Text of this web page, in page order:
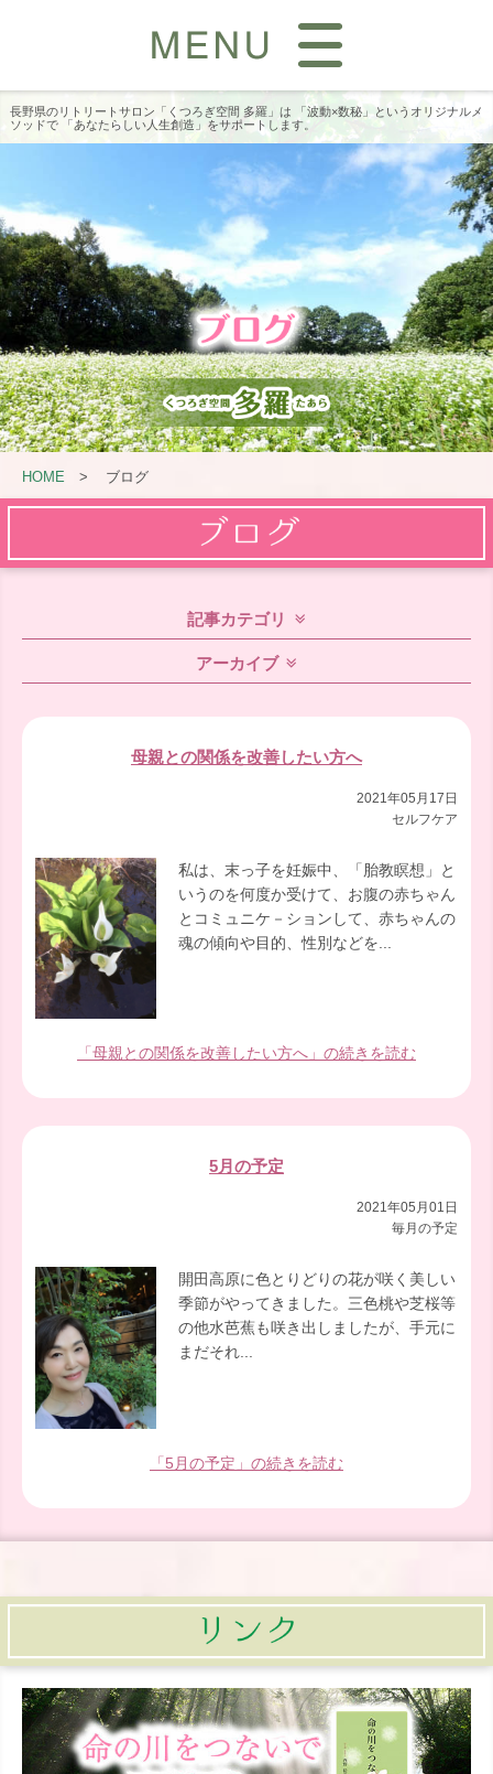
長野県のリトリートサロン「くつろぎ空間 多羅」は 「波動×数秘」というオリジナルメ
ソッドで「あなたらしい人生創造」をサポートします。
HOME > ブログ
記事カテゴリ
アーカイブ
母親との関係を改善したい方へ
2021年05月17日
セルフケア
私は、末っ子を妊娠中、「胎教瞑想」と
いうのを何度か受けて、お腹の赤ちゃん
とコミュニケ－ションして、赤ちゃんの
魂の傾向や目的、性別などを...
「母親との関係を改善したい方へ」の続きを読む
5月の予定
2021年05月01日
毎月の予定
開田高原に色とりどりの花が咲く美しい
季節がやってきました。三色桃や芝桜等
の他水芭蕉も咲き出しましたが、手元に
まだそれ...
「5月の予定」の続きを読む